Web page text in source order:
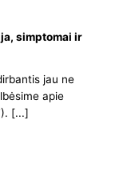
simptomai ir
jau ne
apie
[...]